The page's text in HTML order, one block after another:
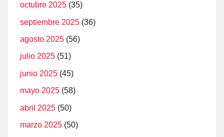
octubre 2025 (35)
septiembre 2025 (36)
agosto 2025 (56)
julio 2025 (51)
junio 2025 (45)
mayo 2025 (58)
abril 2025 (50)
marzo 2025 (50)